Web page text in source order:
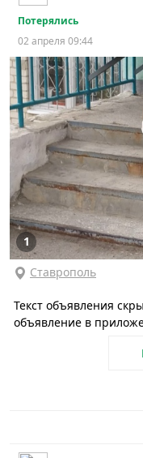
Потерялись
02 апреля 09:44
1
Ставрополь
Текст объявления
объявление в